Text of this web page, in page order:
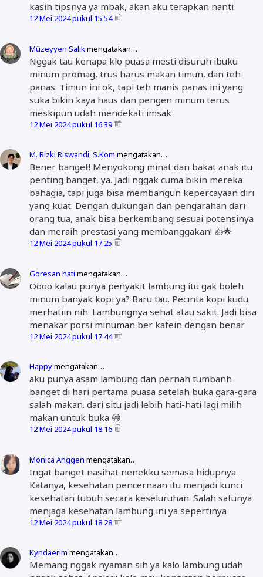
kasih tipsnya ya mbak, akan aku terapkan nanti
12 Mei 2024 pukul 15.54
Müzeyyen Salikmengatakan…
Nggak tau kenapa klo puasa mesti disuruh ibuku
minum promag, trus harus makan timun, dan teh
panas. Timun ini ok, tapi teh manis panas ini yang
suka bikin kaya haus dan pengen minum terus
meskipun udah mendekati imsak
12 Mei 2024 pukul 16.39
M. Rizki Riswandi, S.Kom mengatakan…
Bener banget! Menyokong minat dan bakat anak itu
penting banget, ya. Jadi nggak cuma bikin mereka
bahagia, tapi juga bisa membangun kepercayaan diri
yang kuat. Dengan dukungan dan pengarahan dari
orang tua, anak bisa berkembang sesuai potensinya
dan meraih prestasi yang membanggakan! 👍🌟
12 Mei 2024 pukul 17.25
Goresan hati mengatakan…
Oooo kalau punya penyakit lambung itu gak boleh
minum banyak kopi ya? Baru tau. Pecinta kopi kudu
merhatiin nih. Lambungnya sehat atau sakit. Jadi bisa
menakar porsi minuman ber kafein dengan benar
12 Mei 2024 pukul 17.44
Happymengatakan…
aku punya asam lambung dan pernah tumbanh
banget di hari pertama puasa setelah buka gara-gara
salah makan. dari situ jadi lebih hati-hati lagi milih
makan untuk buka 😅
12 Mei 2024 pukul 18.16
Monica Anggen mengatakan…
Ingat banget nasihat nenekku semasa hidupnya.
Katanya, kesehatan pencernaan itu menjadi kunci
kesehatan tubuh secara keseluruhan. Salah satunya
menjaga kesehatan lambung ini ya sepertinya
12 Mei 2024 pukul 18.28
Kyndaerim mengatakan…
Memang nggak nyaman sih ya kalo lambung udah